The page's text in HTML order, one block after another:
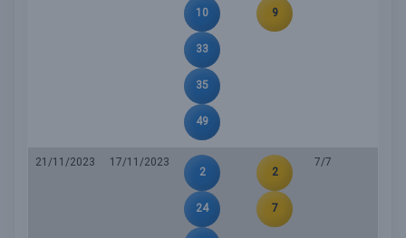
10
33
35
49
9
21/11/2023
17/11/2023
2
24
2
7
7/7